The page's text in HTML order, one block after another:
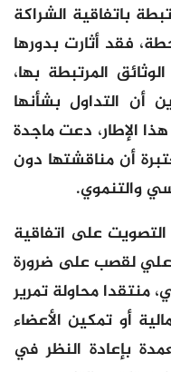
باتفاقية الشراكة
فقد أثارت بدورها
المرتبطة بها،
أن التداول بشأنها
الإطار، دعت ماجدة
أن مناقشتها دون
والتنموي.
على اتفاقية
علي لقصب على ضرورة
منتقدا محاولة تمرير
أو تمكين الأعضاء
بإعادة النظر في